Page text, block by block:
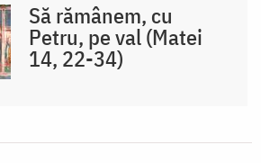
Să rămânem, cu
Petru, pe val (Matei
14, 22-34)